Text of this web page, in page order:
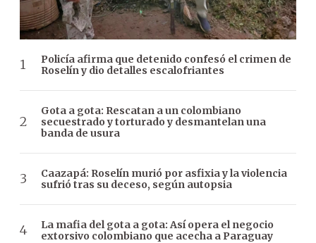
Policía afirma que detenido confesó el crimen de
Roselín y dio detalles escalofriantes
Gota a gota: Rescatan a un colombiano
secuestrado y torturado y desmantelan una
banda de usura
Caazapá: Roselín murió por asfixia y la violencia
sufrió tras su deceso, según autopsia
La mafia del gota a gota: Así opera el negocio
extorsivo colombiano que acecha a Paraguay